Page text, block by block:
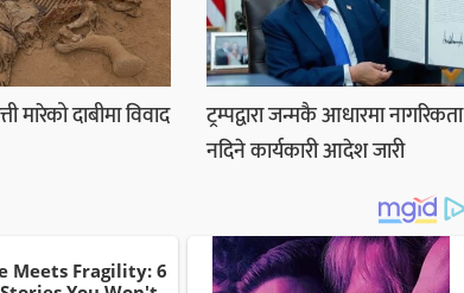
मारेको दाबीमा विवाद
ट्रम्पद्वारा जन्मकै आधारमा नागरिकता
नदिने कार्यकारी आदेश जारी